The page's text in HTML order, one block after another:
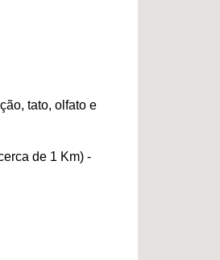
tato, olfato e
de 1 Km) -